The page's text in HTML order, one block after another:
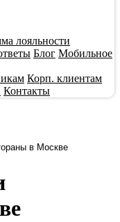
лояльности
Блог Мобильное
Корп. клиентам
Контакты
в Москве